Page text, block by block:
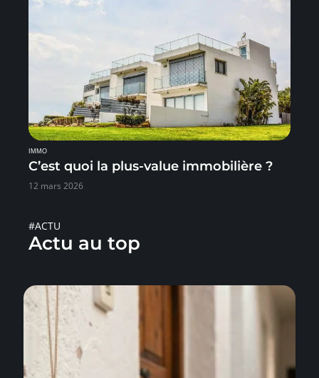
IMMO
C’est quoi la plus-value immobilière ?
12 mars 2026
#ACTU
Actu au top